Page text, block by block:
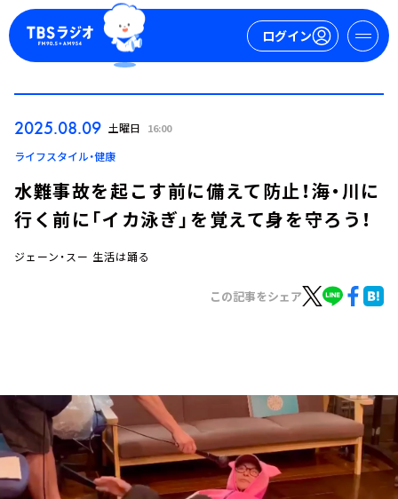
ログイン
ログイン
お知らせ
イベント・グッズ
YouTube
会社情報
2025.08.09 土曜日 16:00
ライフスタイル・健康
水難事故を起こす前に備えて防止！海・川に
行く前に「イカ泳ぎ」を覚えて身を守ろう！
ジェーン・スー 生活は踊る
この記事をシェア